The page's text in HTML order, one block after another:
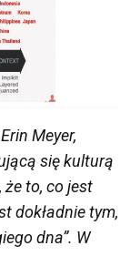
Meyer,
się kulturą
że to, co jest
dokładnietym,
dna”. W